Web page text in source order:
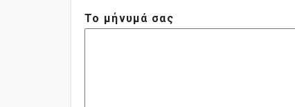
Το μήνυμά σας